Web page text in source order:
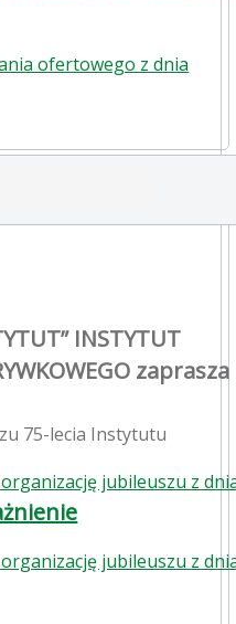
ofertowego z dnia
INSTYTUT
zaprasza
75-lecia Instytutu
jubileuszu z
jubileuszu z